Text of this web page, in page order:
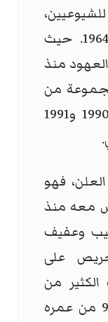
وهو القيادي المخضرم منذ 1964. حيث
منذ
من
الرفاق القياديين والكوادر عام 1990 و1991
فهو
معه منذ
وعفيف
على
من
القصص تحكى عنه. الآن بلغ 97 من عمره